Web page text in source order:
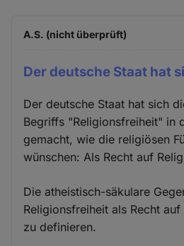
A.S. (nicht überprüft)
Der deutsche Staat hat
Der deutsche Staat hat sich
Begriffs "Religionsfreiheit" in
gemacht, wie die religiösen
wünschen: Als Recht auf
Die atheistisch-säkulare
Religionsfreiheit als Recht
zu definieren.